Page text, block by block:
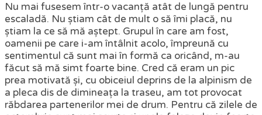
Nu mai fusesem într-o vacanță atât de lungă pentru
escaladă. Nu știam cât de mult o să îmi placă, nu
știam la ce să mă aștept. Grupul în care am fost,
oamenii pe care i-am întâlnit acolo, împreună cu
sentimentul că sunt mai în formă ca oricând, m-au
făcut să mă simt foarte bine. Cred că eram un pic
prea motivată și, cu obiceiul deprins de la alpinism de
a pleca dis de dimineața la traseu, am tot provocat
răbdarea partenerilor mei de drum. Pentru că zilele de